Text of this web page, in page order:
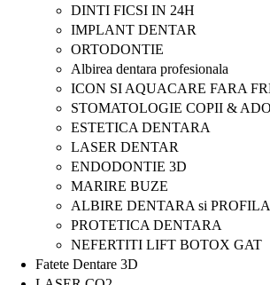
DINTI FICSI IN 24H
IMPLANT DENTAR
ORTODONTIE
Albirea dentara profesionala
ICON SI AQUACARE FARA
STOMATOLOGIE COPII &
ESTETICA DENTARA
LASER DENTAR
ENDODONTIE 3D
MARIRE BUZE
ALBIRE DENTARA si
PROTETICA DENTARA
NEFERTITI LIFT BOTOX GAT
Fatete Dentare 3D